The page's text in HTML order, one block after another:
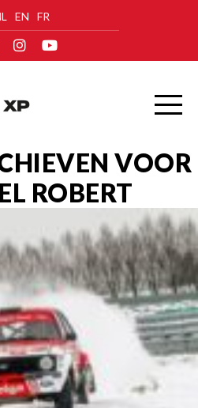
EN FR
VOOR
ROBERT